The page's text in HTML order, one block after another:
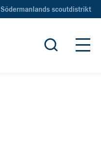
Södermanlands scoutdistrikt
Öppna